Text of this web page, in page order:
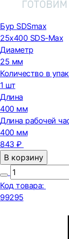
Бур SDSmax
25х400 SDS-Max
Диаметр
25 мм
Количество в
1 шт
Длина
400 мм
Длина рабочей
400 мм
843 ₽
В корзину
Код товара:
99295